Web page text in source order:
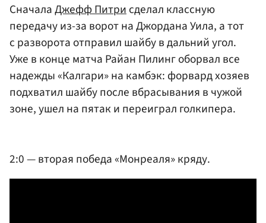
СначалаДжефф Питри сделал классную
передачу из-за ворот на Джордана Уила, а тот
с разворота отправил шайбу в дальний угол.
Уже в конце матча Райан Пилинг оборвал все
надежды «Калгари» на камбэк: форвард хозяев
подхватил шайбу после вбрасывания в чужой
зоне, ушел на пятак и переиграл голкипера.
2:0 — вторая победа «Монреаля» кряду.